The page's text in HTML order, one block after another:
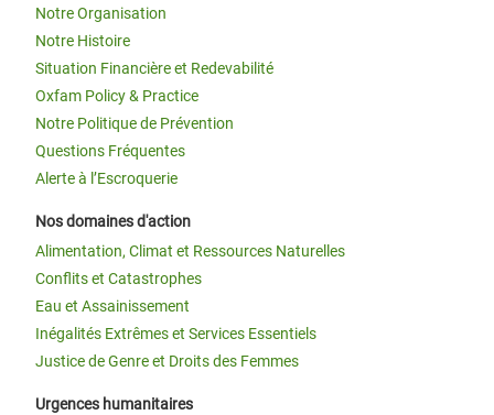
Notre Organisation
Notre Histoire
Situation Financière et Redevabilité
Oxfam Policy & Practice
Notre Politique de Prévention
Questions Fréquentes
Alerte à l’Escroquerie
Nos domaines d'action
Alimentation, Climat et Ressources Naturelles
Conflits et Catastrophes
Eau et Assainissement
Inégalités Extrêmes et Services Essentiels
Justice de Genre et Droits des Femmes
Urgences humanitaires